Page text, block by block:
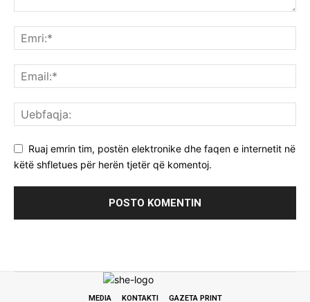
Ruaj emrin tim, postën elektronike dhe faqen e internetit në
këtë shfletues për herën tjetër që komentoj.
MEDIA KONTAKTI GAZETA PRINT